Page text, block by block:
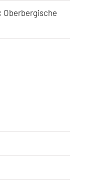
Oberbergische